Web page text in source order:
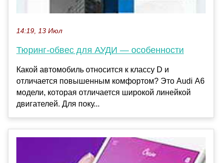
14:19, 13 Июл
Тюринг-обвес для АУДИ — особенности
Какой автомобиль относится к классу D и
отличается повышенным комфортом? Это Audi А6
модели, которая отличается широкой линейкой
двигателей. Для поку...